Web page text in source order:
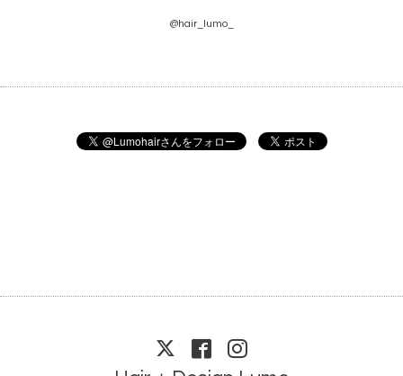
@hair_lumo_